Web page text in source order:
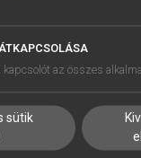
SÚGÓ
RÓLUNK
SÜTI
kapcsolót az összes
sütik